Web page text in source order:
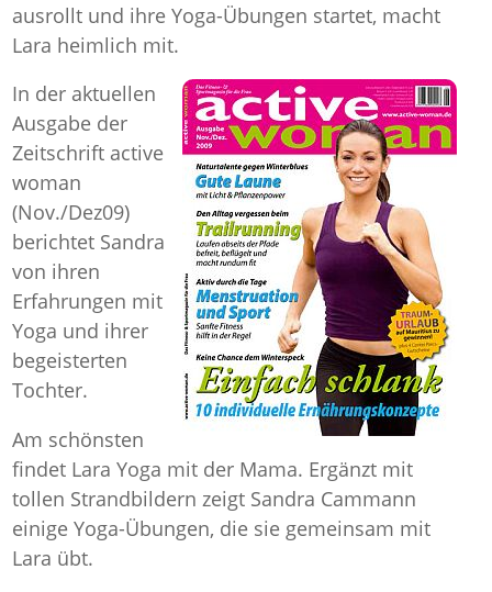
ausrollt und ihre Yoga-Übungen startet, macht
Lara heimlich mit.
In der aktuellen
Ausgabe der
Zeitschrift active
woman
(Nov./Dez09)
berichtet Sandra
von ihren
Erfahrungen mit
Yoga und ihrer
begeisterten
Tochter.
Am schönsten
findet Lara Yoga mit der Mama. Ergänzt mit
tollen Strandbildern zeigt Sandra Cammann
einige Yoga-Übungen, die sie gemeinsam mit
Lara übt.